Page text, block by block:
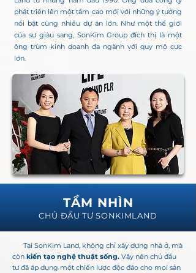
phát triển lên một tầm cao mới với những ý tưởng
nổi bật cùng nhiều dự án lớn. Như một thế giới
của sự giàu sang, SonKim Group đích thị là một
ông trùm kinh doanh đa ngành với quy mô cực
lớn.
TẦM NHÌN
CHỦ ĐẦU TƯ SONKIMLAND
Tại SonKim Land, không chỉ xây dựng nhà ở, mà
còn kiến tạo nghệ thuật sống. Vậy nên chủ đầu
tư đã áp dụng một chiến lược độc đáo cho mọi sản